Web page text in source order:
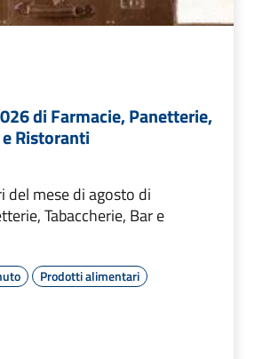
di Farmacie, Panetterie,
Ristoranti
del mese di agosto di
Tabaccherie, Bar e
Prodotti alimentari